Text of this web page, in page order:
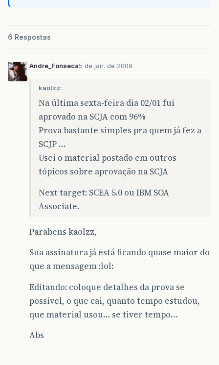
6 Respostas
Andre_Fonseca5 de jan. de 2009
kaolzz:
Na última sexta-feira dia 02/01 fui
aprovado na SCJA com 96%
Prova bastante simples pra quem já fez a
SCJP …
Usei o material postado em outros
tópicos sobre aprovação na SCJA
Next target: SCEA 5.0 ou IBM SOA
Associate.
Parabens kaolzz,
Sua assinatura já está ficando quase maior do
que a mensagem :lol:
Editando: coloque detalhes da prova se
possivel, o que cai, quanto tempo estudou,
que material usou… se tiver tempo…
Abs